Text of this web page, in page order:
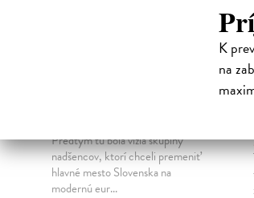
K
na
Predtým tu bola vízia skupiny
nadšencov, ktorí chceli premeniť
hlavné mesto Slovenska na
modernú eur...